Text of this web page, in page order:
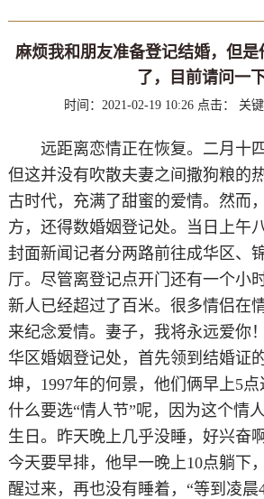
麻烦我和朋友准备登记结婚，但是
了，目前请问一
时间：2021-02-19 10:26 点击： 关键
远距离恋情正在恢复。二月十四
但这并没有吹散夫妻之间撒狗粮的
古时代，充满了甜蜜的爱情。然而
方，还得数婚姻登记处。当日上午
封面新闻记者分两路前往成华区、
厅。尽管离登记点开门还有一个小
新人已经超过了百米。很多情侣在
来纪念爱情。妻子，我将永远爱你
华区婚姻登记处，首先领到结婚证
坤，1997年的何景，他们俩早上5
什么要选“情人节”呢，因为这个情
生日。昨天晚上几乎没睡，好兴奋
今天要早排，他早一晚上10点躺下
醒过来，再也没有睡着，“等到凌晨